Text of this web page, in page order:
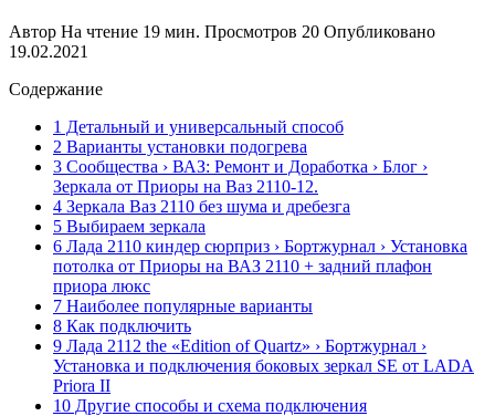
Автор На чтение 19 мин. Просмотров 20 Опубликовано
19.02.2021
Содержание
1 Детальный и универсальный способ
2 Варианты установки подогрева
3 Сообщества › ВАЗ: Ремонт и Доработка › Блог ›
Зеркала от Приоры на Ваз 2110-12.
4 Зеркала Ваз 2110 без шума и дребезга
5 Выбираем зеркала
6 Лада 2110 киндер сюрприз › Бортжурнал › Установка
потолка от Приоры на ВАЗ 2110 + задний плафон
приора люкс
7 Наиболее популярные варианты
8 Как подключить
9 Лада 2112 the «Edition of Quartz» › Бортжурнал ›
Установка и подключения боковых зеркал SE от LADA
Priora II
10 Другие способы и схема подключения